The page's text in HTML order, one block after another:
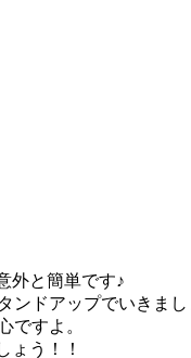
外と簡単です♪
ンドアップでいきまし
ですよ。
ょう！！